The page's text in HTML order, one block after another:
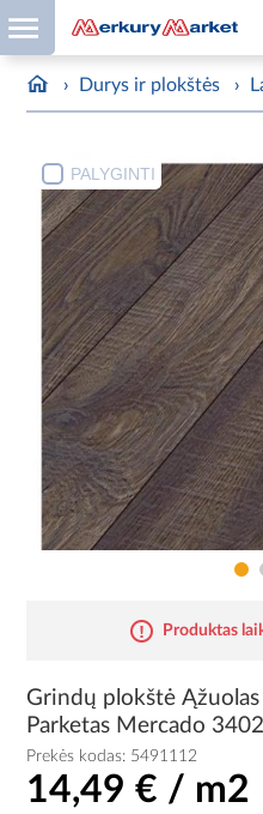
› Durys ir plokštės ›
PALYGINTI
Produktas
Grindų plokštė
Parketas Mercado
Prekės kodas: 5491112
14,49 € / m2